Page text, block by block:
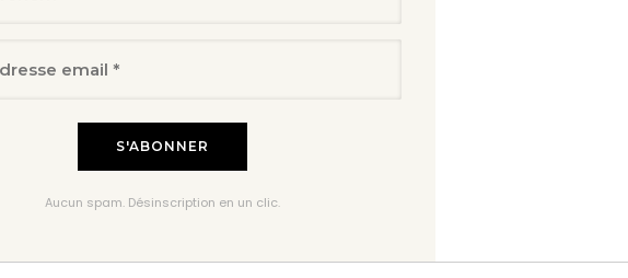
Aucun spam. Désinscription en un clic.